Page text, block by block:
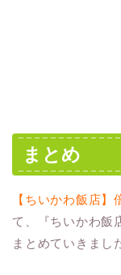
まとめ
【ちいかわ飯店
て、『ちいかわ飯
まとめていきまし